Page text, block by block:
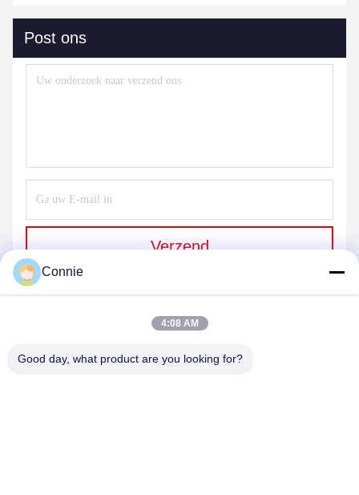
Post ons
Verzend
Connie
4:08 AM
Good day, what product are you looking for?